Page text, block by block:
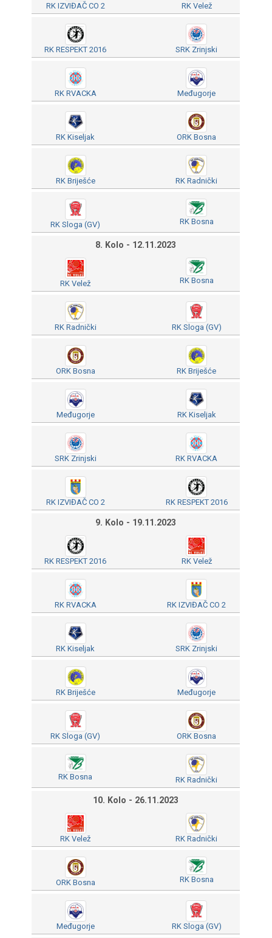
RK IZVIĐAČ CO 2 RK Velež
RK RESPEKT 2016 SRK Zrinjski
RK RVACKA Međugorje
RK Kiseljak ORK Bosna
RK Briješće RK Radnički
RK Sloga (GV) RK Bosna
8. Kolo - 12.11.2023
RK Velež RK Bosna
RK Radnički RK Sloga (GV)
ORK Bosna RK Briješće
Međugorje RK Kiseljak
SRK Zrinjski RK RVACKA
RK IZVIĐAČ CO 2 RK RESPEKT 2016
9. Kolo - 19.11.2023
RK RESPEKT 2016 RK Velež
RK RVACKA RK IZVIĐAČ CO 2
RK Kiseljak SRK Zrinjski
RK Briješće Međugorje
RK Sloga (GV) ORK Bosna
RK Bosna RK Radnički
10. Kolo - 26.11.2023
RK Velež RK Radnički
ORK Bosna RK Bosna
Međugorje RK Sloga (GV)